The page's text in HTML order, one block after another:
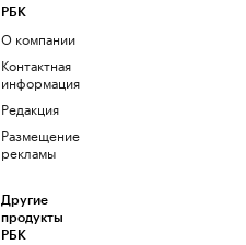
РБК
О компании
Контактная
информация
Редакция
Размещение
рекламы
Другие
продукты
РБК